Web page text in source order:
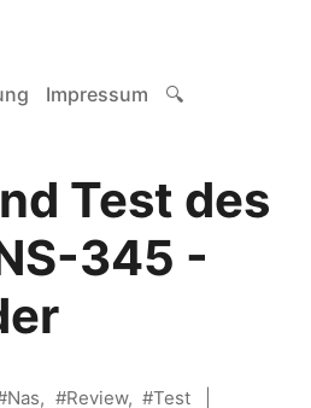
Impressum 🔍
Test des
345 -
Nas Review
Test